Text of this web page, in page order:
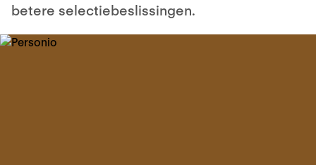
betere selectiebeslissingen.